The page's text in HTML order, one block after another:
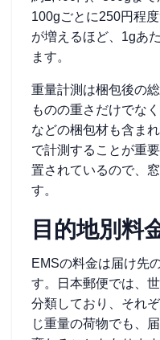
100gごとに250円程
が増えるほど、1gあ
ます。
重量計測は梱包後の
ものの重さだけでな
などの梱包材も含ま
で計測することが重
置されているので、
す。
目的地別料
EMSの料金は届け先
す。日本郵便では、
分類しており、それ
じ重量の荷物でも、